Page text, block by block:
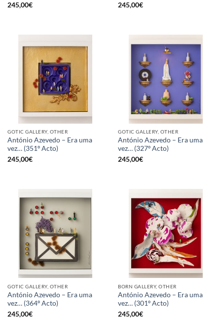
245,00€
245,00€
GOTIC GALLERY, OTHER
António Azevedo – Era uma
vez… (351º Acto)
245,00€
GOTIC GALLERY, OTHER
António Azevedo – Era uma
vez… (327º Acto)
245,00€
GOTIC GALLERY, OTHER
António Azevedo – Era uma
vez… (364º Acto)
245,00€
BORN GALLERY, OTHER
António Azevedo – Era uma
vez… (301º Acto)
245,00€